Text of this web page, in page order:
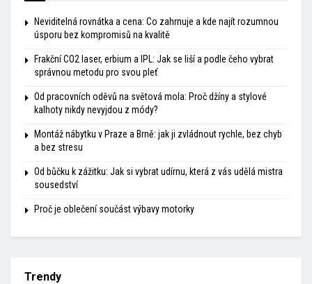
Neviditelná rovnátka a cena: Co zahrnuje a kde najít rozumnou
úsporu bez kompromisů na kvalitě
Frakční CO2 laser, erbium a IPL: Jak se liší a podle čeho vybrat
správnou metodu pro svou pleť
Od pracovních oděvů na světová mola: Proč džíny a stylové
kalhoty nikdy nevyjdou z módy?
Montáž nábytku v Praze a Brně: jak ji zvládnout rychle, bez chyb
a bez stresu
Od bůčku k zážitku: Jak si vybrat udírnu, která z vás udělá mistra
sousedství
Proč je oblečení součást výbavy motorky
Trendy